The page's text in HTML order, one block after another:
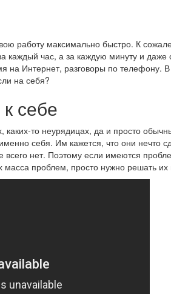
работу максимально быстро. К
каждый час, а за каждую минуту и даже
на Интернет, разговоры по телефону. В
на себя?
себе
то неурядицах, да и просто
себя. Им кажется, что они нечто
всего нет. Поэтому если имеются
масса проблем, просто нужно решать их